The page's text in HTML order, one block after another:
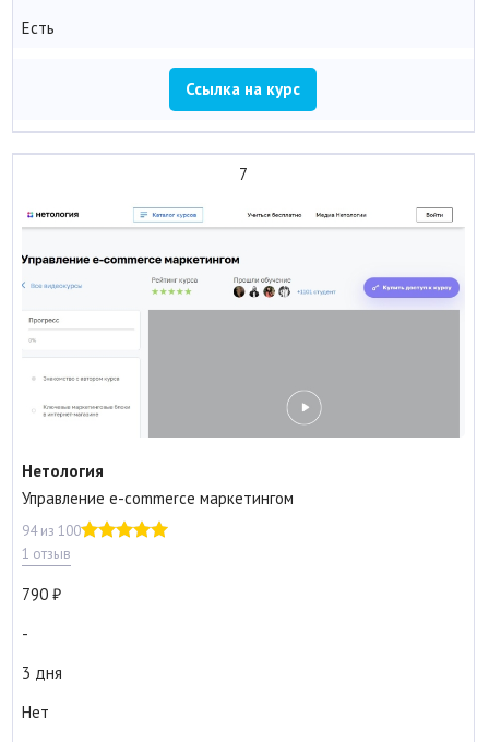
Есть
Ссылка на курс
7
Нетология
Управление e-commerce маркетингом
94 из 100
1 отзыв
790
-
3 дня
Нет